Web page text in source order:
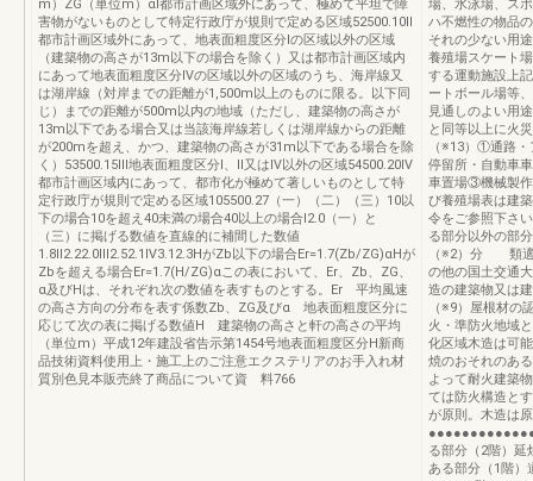
m）ZG（単位m）αⅠ都市計画区域外にあって、極めて平坦で障
害物がないものとして特定行政庁が規則で定める区域52500.10Ⅱ
都市計画区域外にあって、地表面粗度区分Ⅰの区域以外の区域
（建築物の高さが13m以下の場合を除く）又は都市計画区域内
にあって地表面粗度区分Ⅳの区域以外の区域のうち、海岸線又
は湖岸線（対岸までの距離が1,500m以上のものに限る。以下同
じ）までの距離が500m以内の地域（ただし、建築物の高さが
13m以下である場合又は当該海岸線若しくは湖岸線からの距離
が200mを超え、かつ、建築物の高さが31m以下である場合を除
く）53500.15Ⅲ地表面粗度区分Ⅰ、Ⅱ又はⅣ以外の区域54500.20Ⅳ
都市計画区域内にあって、都市化が極めて著しいものとして特
定行政庁が規則で定める区域105500.27（一）（二）（三）10以
下の場合10を超え40未満の場合40以上の場合Ⅰ2.0（一）と
（三）に掲げる数値を直線的に補間した数値
1.8Ⅱ2.22.0Ⅲ2.52.1Ⅳ3.12.3HがZb以下の場合Er=1.7(Zb/ZG)αHが
Zbを超える場合Er=1.7(H/ZG)αこの表において、Er、Zb、ZG、
α及びHは、それぞれ次の数値を表すものとする。Er 平均風速
の高さ方向の分布を表す係数Zb、ZG及びα 地表面粗度区分に
応じて次の表に掲げる数値H 建築物の高さと軒の高さの平均
（単位m）平成12年建設省告示第1454号地表面粗度区分H新商
品技術資料使用上・施工上のご注意エクステリアのお手入れ材
質別色見本販売終了商品について資 料766
場、水泳場、ス
ハ不燃性の物品
それの少ない用
養殖場スケート
する運動施設上
ートボール場等
見通しのよい用
と同等以上に火
（※13）①通路
停留所・自動車
車置場③機械製
び養殖場表は建
令をご参照下さ
る部分以外の部
（※2）分 類適
の他の国土交通
造の建築物又は
（※9）屋根材の
火・準防火地域
化区域木造は可
焼のおそれのあ
よって耐火建築
ては防火構造と
が原則。木造は
る部分（2階）延
ある部分（1階